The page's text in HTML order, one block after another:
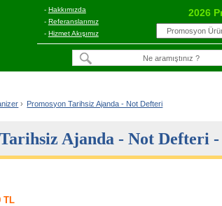
- Hakkımızda
- Referanslarımız
- Hizmet Akışımız
2026
› Promosyon Tarihsiz Ajanda - Not Defteri
Ajanda - Not Defteri
TL